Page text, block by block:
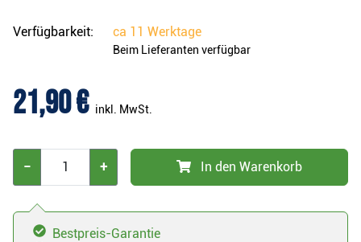
Verfügbarkeit: ca 11 Werktage
Beim Lieferanten verfügbar
21,90 € inkl. MwSt.
− + In den Warenkorb
Bestpreis-Garantie